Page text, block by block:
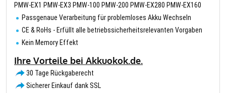
PMW-EX1 PMW-EX3 PMW-100 PMW-200 PMW-EX280 PMW-EX160
Passgenaue Verarbeitung für problemloses Akku Wechseln
CE & RoHs - Erfüllt alle betriebssicherheitsrelevanten Vorgaben
Kein Memory Effekt
Ihre Vorteile bei Akkuokok.de.
30 Tage Rückgaberecht
Sicherer Einkauf dank SSL